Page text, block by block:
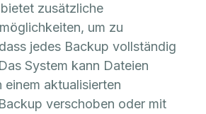
zusätzliche
um zu
jedes Backup vollständig
System kann Dateien
einem aktualisierten
verschoben oder mit